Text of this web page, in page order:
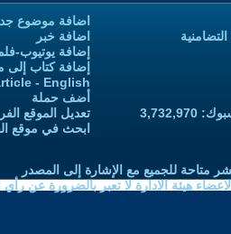
اضافة موضوع
اضافة خبر
إضافة يوتيوب-
إضافة كتاب إلى
- English
أضف حملة
تعديل الموقع
ابحث في موقع
متاحة للجميع مع الإشارة إلى المصدر
هيئة الادارة لا تعبر بالضرورة عن رأي